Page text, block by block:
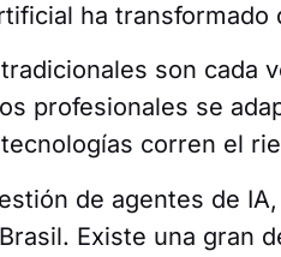
ha
son cada
profesionales se
corren el
de agentes de
Existe una gran